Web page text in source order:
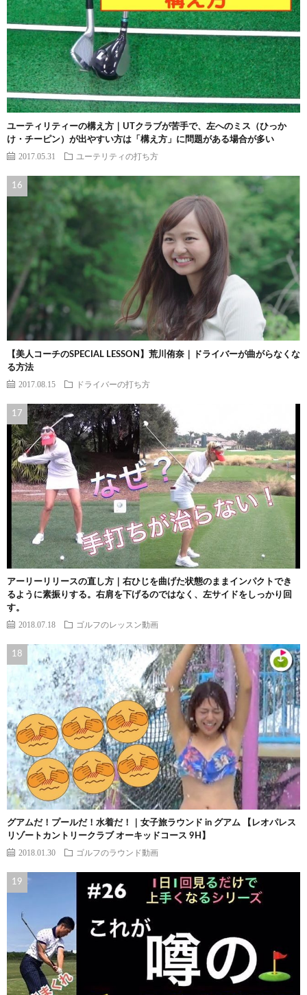
ユーティリティーの構え方｜UTクラブが苦手で、左へのミス（ひっか
け・チーピン）が出やすい方は「構え方」に問題がある場合が多い
2017.05.31 ユーテリティの打ち方
【美人コーチのSPECIAL LESSON】荒川侑奈｜ドライバーが曲がらなくな
る方法
2017.08.15 ドライバーの打ち方
アーリーリリースの直し方｜右ひじを曲げた状態のままインパクトでき
るように素振りする。右肩を下げるのではなく、左サイドをしっかり回
す。
2018.07.18 ゴルフのレッスン動画
グアムだ！プールだ！水着だ！｜女子旅ラウンド in グアム 【レオパレス
リゾートカントリークラブ オーキッドコース 9H】
2018.01.30 ゴルフのラウンド動画